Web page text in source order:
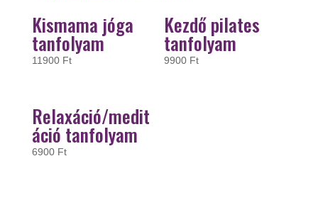
Kismama jóga
tanfolyam
11900 Ft
Kezdő pilates
tanfolyam
9900 Ft
Relaxáció/medit
áció tanfolyam
6900 Ft